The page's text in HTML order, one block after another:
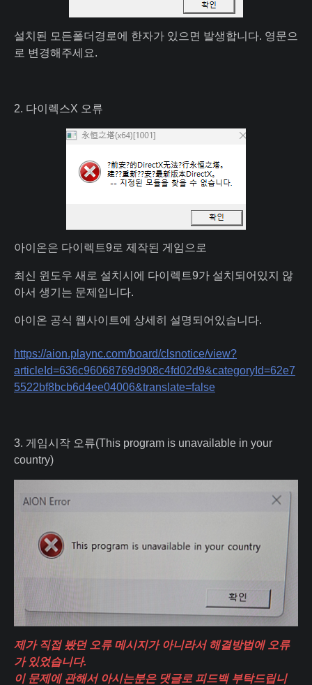
설치된 모든폴더경로에 한자가 있으면 발생합니다. 영문으
로 변경해주세요.
2. 다이렉스X 오류
아이온은 다이렉트9로 제작된 게임으로
최신 윈도우 새로 설치시에 다이렉트9가 설치되어있지 않
아서 생기는 문제입니다.
아이온 공식 웹사이트에 상세히 설명되어있습니다.
https://aion.plaync.com/board/clsnotice/view?
articleId=636c96068769d908c4fd02d9&categoryId=62e7
5522bf8bcb6d4ee04006&translate=false
3. 게임시작 오류(This program is unavailable in your
country)
제가 직접 봤던 오류 메시지가 아니라서 해결방법에 오류
가 있었습니다.
이 문제에 관해서 아시는분은 댓글로 피드백 부탁드립니